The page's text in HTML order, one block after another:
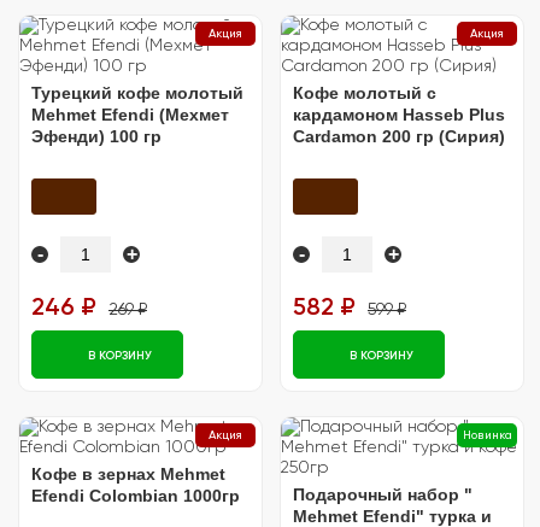
Акция
Турецкий кофе молотый
Mehmet Efendi (Мехмет
Эфенди) 100 гр
- +
246 ₽ 269 ₽
В КОРЗИНУ
Акция
Кофе молотый с
кардамоном Hasseb Plus
Cardamon 200 гр (Сирия)
- +
582 ₽ 599 ₽
В КОРЗИНУ
Акция
Кофе в зернах Mehmet
Efendi Colombian 1000гр
Новинка
Подарочный набор "
Mehmet Efendi" турка и